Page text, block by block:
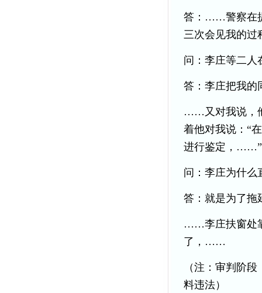
答：……警察在
三次会见我的
问：李庄等二人
答：李庄把我
……又对我说，
着他对我说：“
进行鉴定，……”
问：李庄为什么
答：就是为了拖
……李庄扶窗处
了，……
（注：审判阶
料违法）